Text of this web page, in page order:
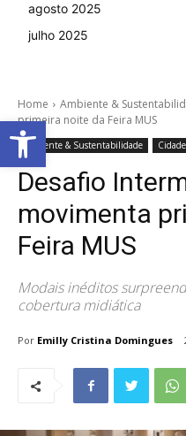
agosto 2025
julho 2025